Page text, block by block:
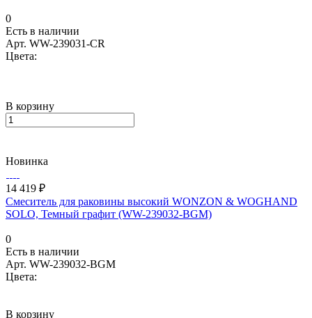
0
Есть в наличии
Арт. WW-239031-CR
Цвета:
В корзину
Новинка
14 419 ₽
Смеситель для раковины высокий WONZON & WOGHAND
SOLO, Темный графит (WW-239032-BGM)
0
Есть в наличии
Арт. WW-239032-BGM
Цвета:
В корзину